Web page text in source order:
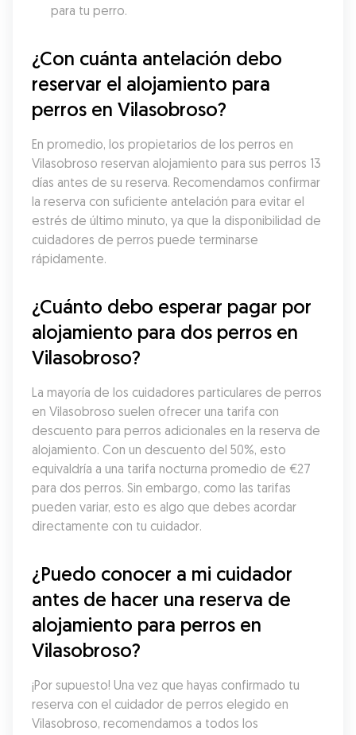
para tu perro.
¿Con cuánta antelación debo
reservar el alojamiento para
perros en Vilasobroso?
En promedio, los propietarios de los perros en
Vilasobroso reservan alojamiento para sus perros 13
días antes de su reserva. Recomendamos confirmar
la reserva con suficiente antelación para evitar el
estrés de último minuto, ya que la disponibilidad de
cuidadores de perros puede terminarse
rápidamente.
¿Cuánto debo esperar pagar por
alojamiento para dos perros en
Vilasobroso?
La mayoría de los cuidadores particulares de perros
en Vilasobroso suelen ofrecer una tarifa con
descuento para perros adicionales en la reserva de
alojamiento. Con un descuento del 50%, esto
equivaldría a una tarifa nocturna promedio de €27
para dos perros. Sin embargo, como las tarifas
pueden variar, esto es algo que debes acordar
directamente con tu cuidador.
¿Puedo conocer a mi cuidador
antes de hacer una reserva de
alojamiento para perros en
Vilasobroso?
¡Por supuesto! Una vez que hayas confirmado tu
reserva con el cuidador de perros elegido en
Vilasobroso, recomendamos a todos los